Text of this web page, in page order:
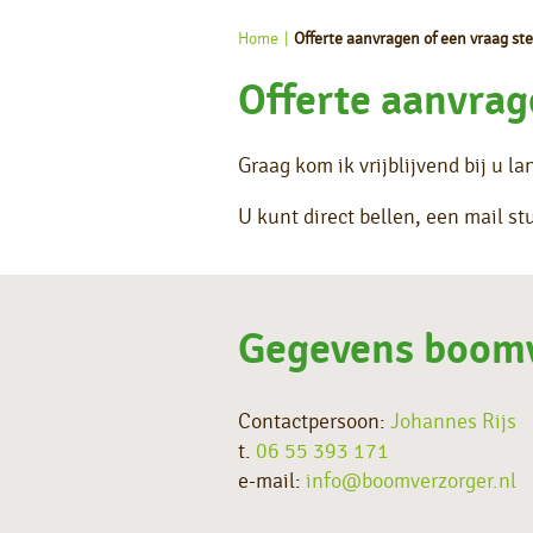
Home Offerte aanvragen of een vraag
Offerte
Graag kom ik vrijblijvend bij u
U kunt direct bellen, een mail
Gegevens
Contactpersoon: Johannes Rijs
t. 06 55 393 171
e-mail: info@boomverzorger.nl